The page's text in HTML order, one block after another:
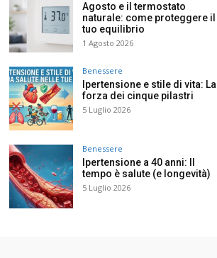
Agosto e il termostato
naturale: come proteggere il
tuo equilibrio
1 Agosto 2026
Benessere
Ipertensione e stile di vita: La
forza dei cinque pilastri
5 Luglio 2026
Benessere
Ipertensione a 40 anni: Il
tempo è salute (e longevità)
5 Luglio 2026